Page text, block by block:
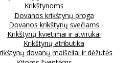
Krikštynoms
Dovanos krikštynų proga
Dovanos krikštynų svečiams
Krikštynų kvietimai ir atvirukai
Krikštynų atributika
dovanų maišeliai ir dėžutės